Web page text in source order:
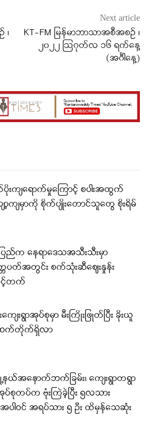
၊
Next article
KT-FM မြန်မာဘာသာအစီအစဉ် ၊
၂၀၂၂ ဩဂုတ်လ ၁၆ ရက်နေ့
(အင်္ဂါနေ့)
က်ပိုးကျရောက်မှုကြောင့် စပါးအထွက်
ော့ကျမှာကို စိုက်ပျိုးတောင်သူတွေ စိုးရိမ်
ြည်က နေရာဒေသအသီးသီးမှာ
ပတ်အတွင်း စက်သုံးဆီဈေးနှုန်း
င့်တက်
ကျေးရွာအုပ်စုမှာ မီးကြိုးဖြုတ်ပြီး ခိုးယူ
က်တိုက်ရှိလာ
ယ်အနောက်ဘက်ခြမ်း၊ ကျေးရွာတရွာ
စုတပ်က ဗုံးကြဲခဲ့ပြီး ၅လသား
ါဝင် အရပ်သား ၅ ဦး ထိမှန်သေဆုံး